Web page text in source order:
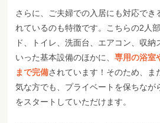
さらに、ご夫婦での入居にも対応でき
れているのも特徴です。こちらの2人
ド、トイレ、洗面台、エアコン、収納
いった基本設備のほかに、専用の浴室
まで完備されています！そのため、ま
気な方でも、プライベートを保ちなが
をスタートしていただけます。